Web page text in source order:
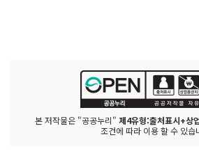
본 저작물은 "공공누리" 제4유형:출처표시+상
조건에 따라 이용 할 수 있습